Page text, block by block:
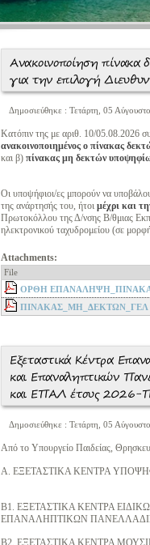
Ανακοινοποίηση
για την επιλογή
Δημοσιεύθηκε : Τετάρτη, 05
Κατόπιν της με αριθ. 10/05.08.2026
ανακοινοποιημένος ο πίνακας
και β) πίνακας μη δεκτών
Οι υποψήφιοι/ες μπορούν να
της ανάρτησής του, ήτοι μέχρι και
Πρωτοκόλλου της Δ/νσης Β/θμιας
ηλεκτρονικού ταχυδρομείου (σε
Attachments:
File
ΟΡΘΗ
Εξεταστικά Κέντρα
και Επαναληπτικών
και ΕΠΑΛ έτους 2026-
Δημοσιεύθηκε : Τετάρτη, 05
Από το Υπουργείο Παιδείας,
Α. ΕΞΕΤΑΣΤΙΚΑ ΚΕΝΤΡΑ
Β1. ΕΞΕΤΑΣΤΙΚΑ ΚΕΝΤΡΑ
ΕΠΑΝΑΛΗΠΤΙΚΩΝ
Β2. ΕΞΕΤΑΣΤΙΚΑ ΚΕΝΤΡΑ